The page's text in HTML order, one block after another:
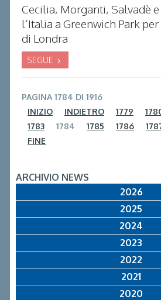
Cecilia, Morganti, Salvadè
l’Italia a Greenwich Park
di Londra
SEGUE
PAGINA 1784 DI 1916
INIZIO
INDIETRO 1779
1783
1784 1785 1786
FINE
ARCHIVIO NEWS
2026
2025
2024
2023
2022
2021
2020